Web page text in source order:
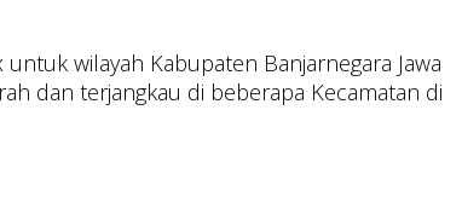
wilayah Kabupaten Banjarnegara Jawa
dan terjangkau di beberapa Kecamatan di